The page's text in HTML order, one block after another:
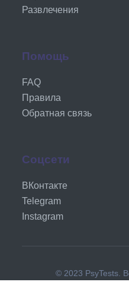
Развлечения
Помощь
FAQ
Правила
Обратная связь
Соцсети
ВКонтакте
Telegram
Instagram
© 2023 PsyTests.